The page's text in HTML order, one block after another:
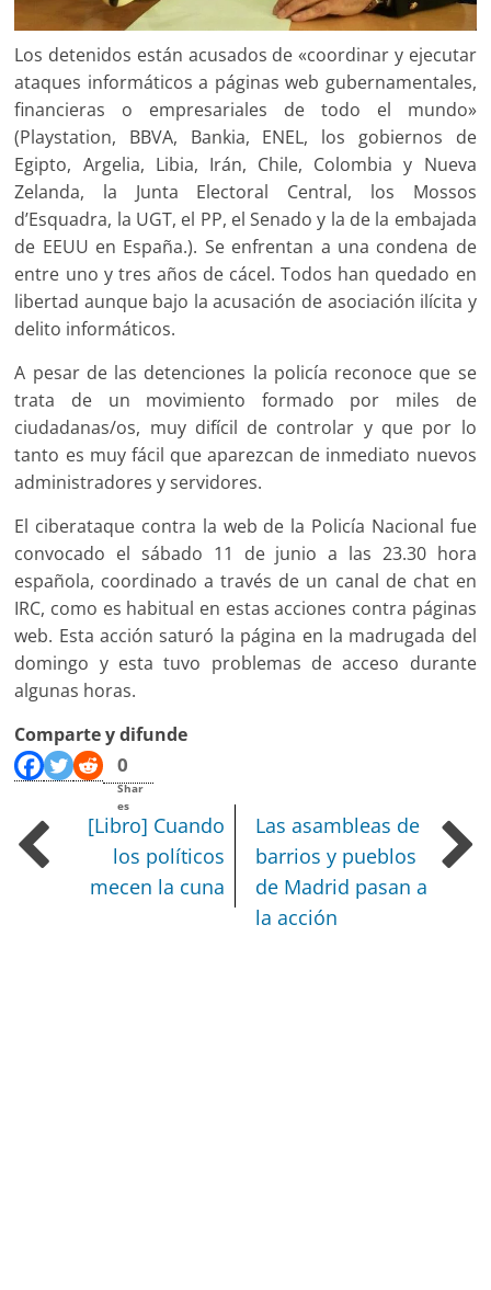
Los detenidos están acusados de «coordinar y ejecutar
ataques informáticos a páginas web gubernamentales,
financieras o empresariales de todo el mundo»
(Playstation, BBVA, Bankia, ENEL, los gobiernos de
Egipto, Argelia, Libia, Irán, Chile, Colombia y Nueva
Zelanda, la Junta Electoral Central, los Mossos
d’Esquadra, la UGT, el PP, el Senado y la de la embajada
de EEUU en España.). Se enfrentan a una condena de
entre uno y tres años de cácel. Todos han quedado en
libertad aunque bajo la acusación de asociación ilícita y
delito informáticos.
A pesar de las detenciones la policía reconoce que se
trata de un movimiento formado por miles de
ciudadanas/os, muy difícil de controlar y que por lo
tanto es muy fácil que aparezcan de inmediato nuevos
administradores y servidores.
El ciberataque contra la web de la Policía Nacional fue
convocado el sábado 11 de junio a las 23.30 hora
española, coordinado a través de un canal de chat en
IRC, como es habitual en estas acciones contra páginas
web. Esta acción saturó la página en la madrugada del
domingo y esta tuvo problemas de acceso durante
algunas horas.
Comparte y difunde
0
Shar
es
[Libro] Cuando
los políticos
mecen la cuna
Las asambleas de
barrios y pueblos
de Madrid pasan a
la acción